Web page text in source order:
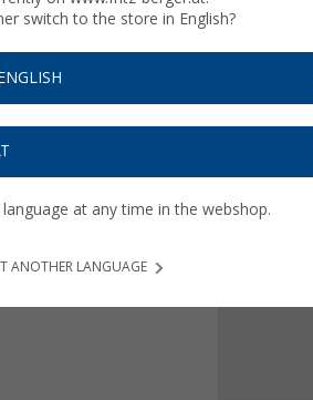
Bis zu
Länge
switch to the store in English?
at any time in the webshop.
ANOTHER LANGUAGE